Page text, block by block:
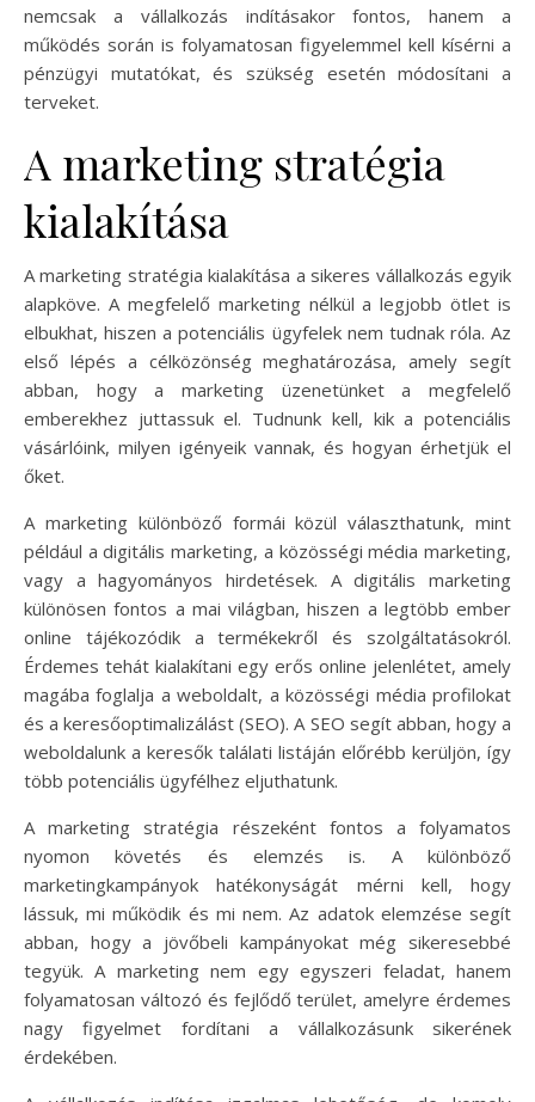
nemcsak a vállalkozás indításakor fontos, hanem a
működés során is folyamatosan figyelemmel kell kísérni a
pénzügyi mutatókat, és szükség esetén módosítani a
terveket.
A marketing stratégia
kialakítása
A marketing stratégia kialakítása a sikeres vállalkozás egyik
alapköve. A megfelelő marketing nélkül a legjobb ötlet is
elbukhat, hiszen a potenciális ügyfelek nem tudnak róla. Az
első lépés a célközönség meghatározása, amely segít
abban, hogy a marketing üzenetünket a megfelelő
emberekhez juttassuk el. Tudnunk kell, kik a potenciális
vásárlóink, milyen igényeik vannak, és hogyan érhetjük el
őket.
A marketing különböző formái közül választhatunk, mint
például a digitális marketing, a közösségi média marketing,
vagy a hagyományos hirdetések. A digitális marketing
különösen fontos a mai világban, hiszen a legtöbb ember
online tájékozódik a termékekről és szolgáltatásokról.
Érdemes tehát kialakítani egy erős online jelenlétet, amely
magába foglalja a weboldalt, a közösségi média profilokat
és a keresőoptimalizálást (SEO). A SEO segít abban, hogy a
weboldalunk a keresők találati listáján előrébb kerüljön, így
több potenciális ügyfélhez eljuthatunk.
A marketing stratégia részeként fontos a folyamatos
nyomon követés és elemzés is. A különböző
marketingkampányok hatékonyságát mérni kell, hogy
lássuk, mi működik és mi nem. Az adatok elemzése segít
abban, hogy a jövőbeli kampányokat még sikeresebbé
tegyük. A marketing nem egy egyszeri feladat, hanem
folyamatosan változó és fejlődő terület, amelyre érdemes
nagy figyelmet fordítani a vállalkozásunk sikerének
érdekében.